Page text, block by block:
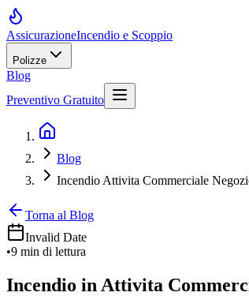
AssicurazioneIncendio e Scoppio
Polizze
Blog
Preventivo Gratuito
Blog
Incendio Attivita Commerciale
Torna al Blog
Invalid Date
•9 min di lettura
Incendio in Attivita